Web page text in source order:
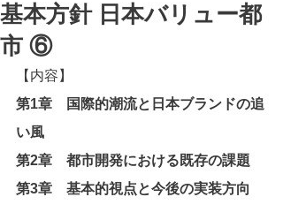
基本方針 日本バリュー都
市 ⑥
【内容】
第1章　国際的潮流と日本ブランドの追
い風
第2章　都市開発における既存の課題
第3章　基本的視点と今後の実装方向